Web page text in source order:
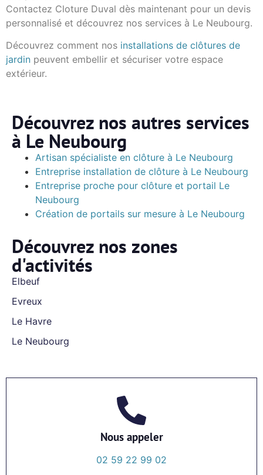
Contactez Cloture Duval dès maintenant pour un devis
personnalisé et découvrez nos services à Le Neubourg.
Découvrez comment nos installations de clôtures de
jardin peuvent embellir et sécuriser votre espace
extérieur.
Découvrez nos autres services
à Le Neubourg
Artisan spécialiste en clôture à Le Neubourg
Entreprise installation de clôture à Le Neubourg
Entreprise proche pour clôture et portail Le
Neubourg
Création de portails sur mesure à Le Neubourg
Découvrez nos zones
d'activités
Elbeuf
Evreux
Le Havre
Le Neubourg
Nous appeler
02 59 22 99 02